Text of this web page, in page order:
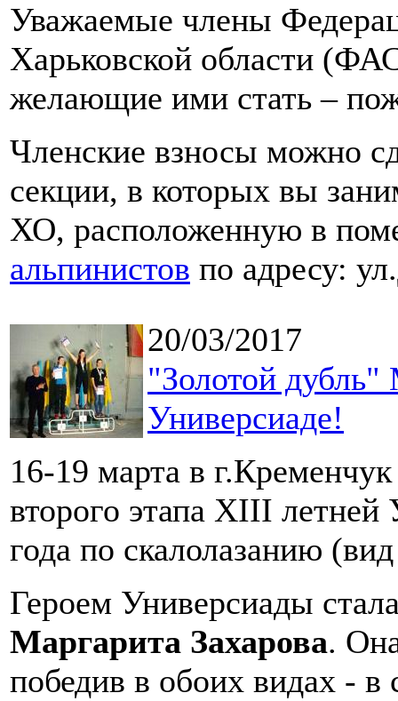
Уважаемые члены
Харьковской области
желающие ими стать –
Членские взносы можно
секции, в которых вы
ХО, расположенную в
альпинистов по адресу:
20/03/2017
"Золотой дубль"
Универсиаде!
16-19 марта в
второго этапа ХІІI
года по скалолазанию
Героем Универсиады
Маргарита Захарова.
победив в обоих видах - в